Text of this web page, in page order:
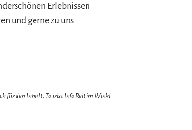
Erlebnissen
und gerne zu uns
für den Inhalt: Tourist Info Reit im Winkl